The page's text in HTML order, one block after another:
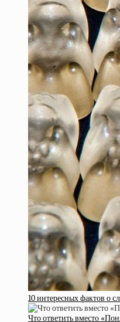
10 интересных фактов о
Что ответить вместо